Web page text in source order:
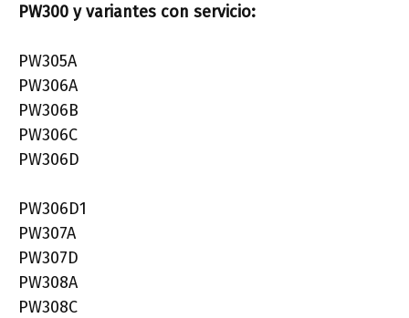
PW300 y variantes con servicio:
PW305A
PW306A
PW306B
PW306C
PW306D
PW306D1
PW307A
PW307D
PW308A
PW308C